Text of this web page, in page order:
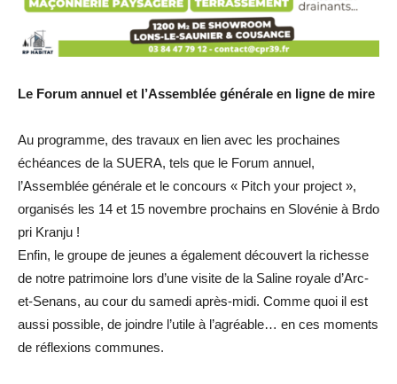
Le Forum annuel et l’Assemblée générale en ligne de mire
Au programme, des travaux en lien avec les prochaines
échéances de la SUERA, tels que le Forum annuel,
l’Assemblée générale et le concours « Pitch your project »,
organisés les 14 et 15 novembre prochains en Slovénie à Brdo
pri Kranju !
Enfin, le groupe de jeunes a également découvert la richesse
de notre patrimoine lors d’une visite de la Saline royale d’Arc-
et-Senans, au cour du samedi après-midi. Comme quoi il est
aussi possible, de joindre l’utile à l’agréable… en ces moments
de réflexions communes.